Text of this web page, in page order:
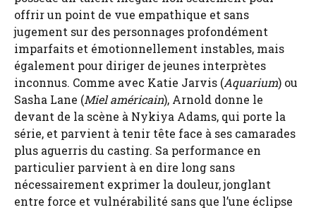
offrir un point de vue empathique et sans
jugement sur des personnages profondément
imparfaits et émotionnellement instables, mais
également pour diriger de jeunes interprètes
inconnus. Comme avec Katie Jarvis (Aquarium) ou
Sasha Lane (Miel américain), Arnold donne le
devant de la scène à Nykiya Adams, qui porte la
série, et parvient à tenir tête face à ses camarades
plus aguerris du casting. Sa performance en
particulier parvient à en dire long sans
nécessairement exprimer la douleur, jonglant
entre force et vulnérabilité sans que l’une éclipse